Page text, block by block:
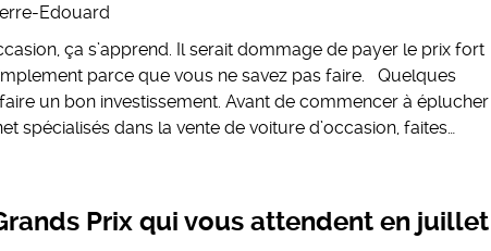
Edouard
ça s’apprend. Il serait dommage de payer le prix fort
parce que vous ne savez pas faire. Quelques
un bon investissement. Avant de commencer à éplucher
spécialisés dans la vente de voiture d’occasion, faites…
Prix qui vous attendent en juillet